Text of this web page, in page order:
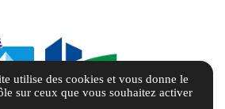
utilise des cookies et vous donne le
sur ceux que vous souhaitez activer